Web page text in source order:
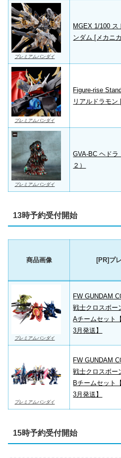
プレミアムバンダイ
MGEX 1/100
ンダム [メカニ
プレミアムバンダイ
Figure-rise
リアルドラモン
プレミアムバンダイ
GVA-BC ヘド
２）
13時予約受付開始
商品画像 [PR]プ
プレミアムバンダイ
FW GUNDAM
戦士クロスボー
Aチームセット
3月発送】
プレミアムバンダイ
FW GUNDAM
戦士クロスボー
Bチームセット
3月発送】
15時予約受付開始